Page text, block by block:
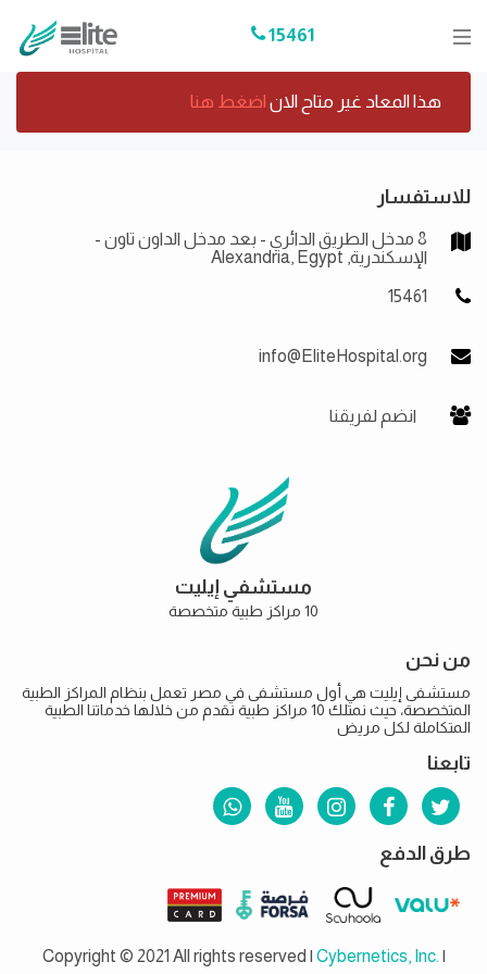
15461
هذا المعاد غير متاح الان اضغط هنا
للاستفسار
8 مدخل الطريق الدائري - بعد مدخل الداون تاون -
الإسكندرية, Alexandria, Egypt
15461
info@EliteHospital.org
انضم لفريقنا
مستشفي إيليت
10 مراكز طبية متخصصة
من نحن
مستشفى إيليت هي أول مستشفى في مصر تعمل بنظام المراكز الطبية
المتخصصة، حيث نمتلك 10 مراكز طبية نقدم من خلالها خدماتنا الطبية
المتكاملة لكل مريض
تابعنا
طرق الدفع
Copyright © 2021 All rights reserved | Cybernetics, Inc. |